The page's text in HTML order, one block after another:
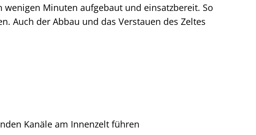
Minuten aufgebaut und einsatzbereit. So
Auch der Abbau und das Verstauen des Zeltes
Kanäle am Innenzelt führen